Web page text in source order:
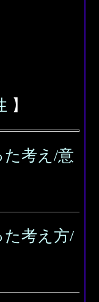
】
た考え/意
た考え方/